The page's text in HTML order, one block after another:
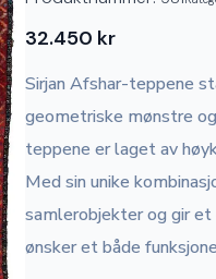
32.450 kr
Sirjan Afshar-teppene
geometriske mønstre
teppene er laget av
Med sin unike
samlerobjekter og gir
ønsker et både